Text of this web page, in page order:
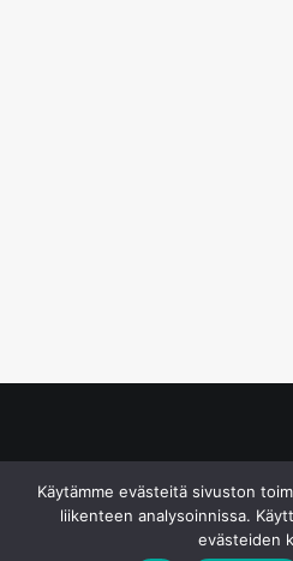
Käytämme evästeitä sivuston
liikenteen analysoinnissa.
evästeiden